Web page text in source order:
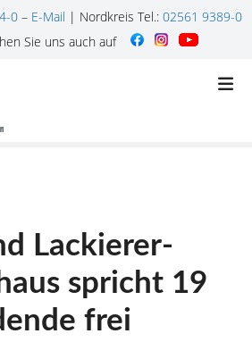
0 – E-Mail | Nordkreis Tel.: 02561 9389-0
Sie uns auch auf
Lackierer-
spricht 19
frei